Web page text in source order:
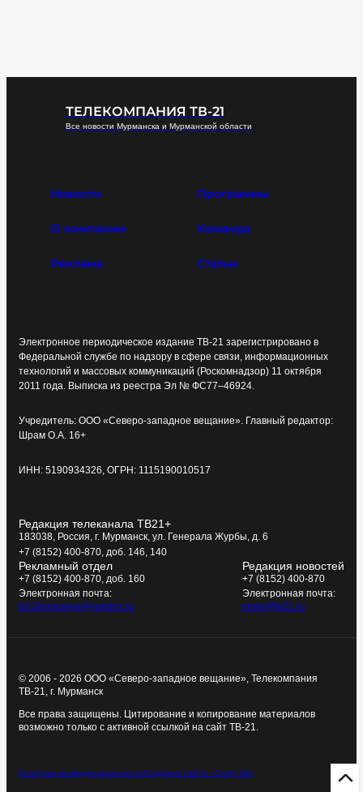
ТЕЛЕКОМПАНИЯ ТВ-21
Все новости Мурманска и Мурманской области
Новости Программы
О компании Команда
Реклама Статьи
Электронное периодическое издание ТВ-21 зарегистрировано в
Федеральной службе по надзору в сфере связи, информационных
технологий и массовых коммуникаций (Роскомнадзор) 11 октября
2011 года. Выписка из реестра Эл № ФС77–46924.
Учредитель: ООО «Северо-западное вещание». Главный редактор:
Шрам О.А. 16+
ИНН: 5190934326, ОГРН: 1115190010517
Редакция телеканала ТВ21+
183038, Россия, г. Мурманск, ул. Генерала Журбы, д. 6
+7 (8152) 400-870, доб. 146, 140
Рекламный отдел
+7 (8152) 400-870, доб. 160
Электронная почта:
tv21kompania@yandex.ru
Редакция новостей
+7 (8152) 400-870
Электронная почта:
news@tv21.ru
© 2006 - 2026 ООО «Северо-западное вещание», Телекомпания
ТВ-21, г. Мурманск
Все права защищены. Цитирование и копирование материалов
возможно только с активной ссылкой на сайт ТВ-21.
Политика конфиденциальностиСоздание сайта - Старт Икс